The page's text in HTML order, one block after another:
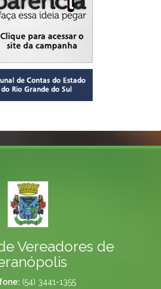
Vereadores de
(54) 3441-1355